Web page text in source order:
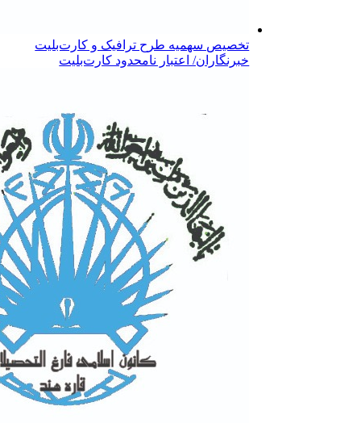
تخصیص سهمیه طرح ترافیک و کارت‌بلیت
خبرنگاران/ اعتبار نامحدود کارت‌بلیت